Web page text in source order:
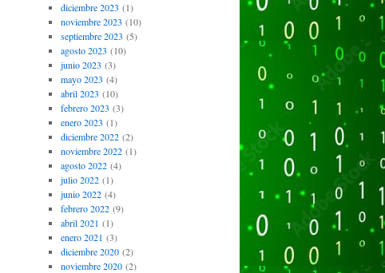
diciembre 2023 (1)
noviembre 2023 (10)
septiembre 2023 (5)
agosto 2023 (10)
junio 2023 (3)
mayo 2023 (4)
abril 2023 (10)
febrero 2023 (3)
enero 2023 (1)
diciembre 2022(2)
noviembre 2022(1)
agosto 2022(4)
julio 2022(1)
junio 2022(4)
febrero 2022(9)
abril 2021 (1)
enero 2021 (3)
diciembre 2020(2)
noviembre 2020(2)